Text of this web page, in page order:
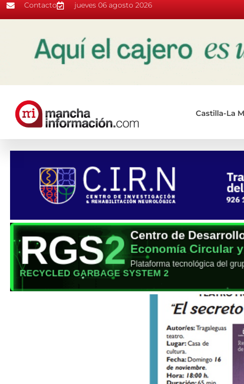
Contacto jueves 06 agosto 2026
Castilla-La